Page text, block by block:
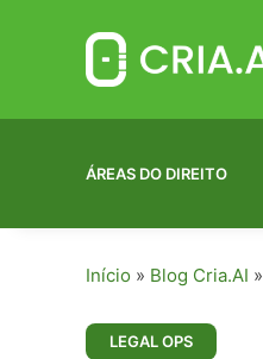
ÁREAS DO DIREITO
Início » Blog Cria.AI »
LEGAL OPS